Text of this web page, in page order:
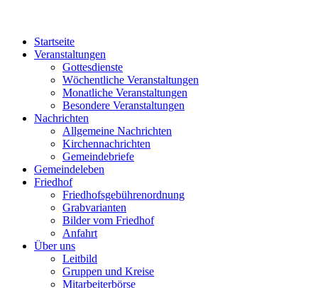
Startseite
Veranstaltungen
Gottesdienste
Wöchentliche Veranstaltungen
Monatliche Veranstaltungen
Besondere Veranstaltungen
Nachrichten
Allgemeine Nachrichten
Kirchennachrichten
Gemeindebriefe
Gemeindeleben
Friedhof
Friedhofsgebührenordnung
Grabvarianten
Bilder vom Friedhof
Anfahrt
Über uns
Leitbild
Gruppen und Kreise
Mitarbeiterbörse